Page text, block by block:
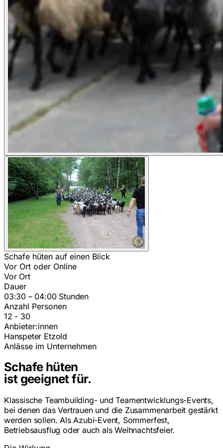
Schafe hüten auf einen Blick
Vor Ort oder Online
Vor Ort
Dauer
03:30 – 04:00 Stunden
Anzahl Personen
12 - 30
Anbieter:innen
Hanspeter Etzold
Anlässe im Unternehmen
Schafe hüten
ist geeignet für.
Klassische Teambuilding- und Teamentwicklungs-Events,
bei denen das Vertrauen und die Zusammenarbeit gestärkt
werden sollen. Als Azubi-Event, Sommerfest,
Betriebsausflug oder auch als Weihnachtsfeier.